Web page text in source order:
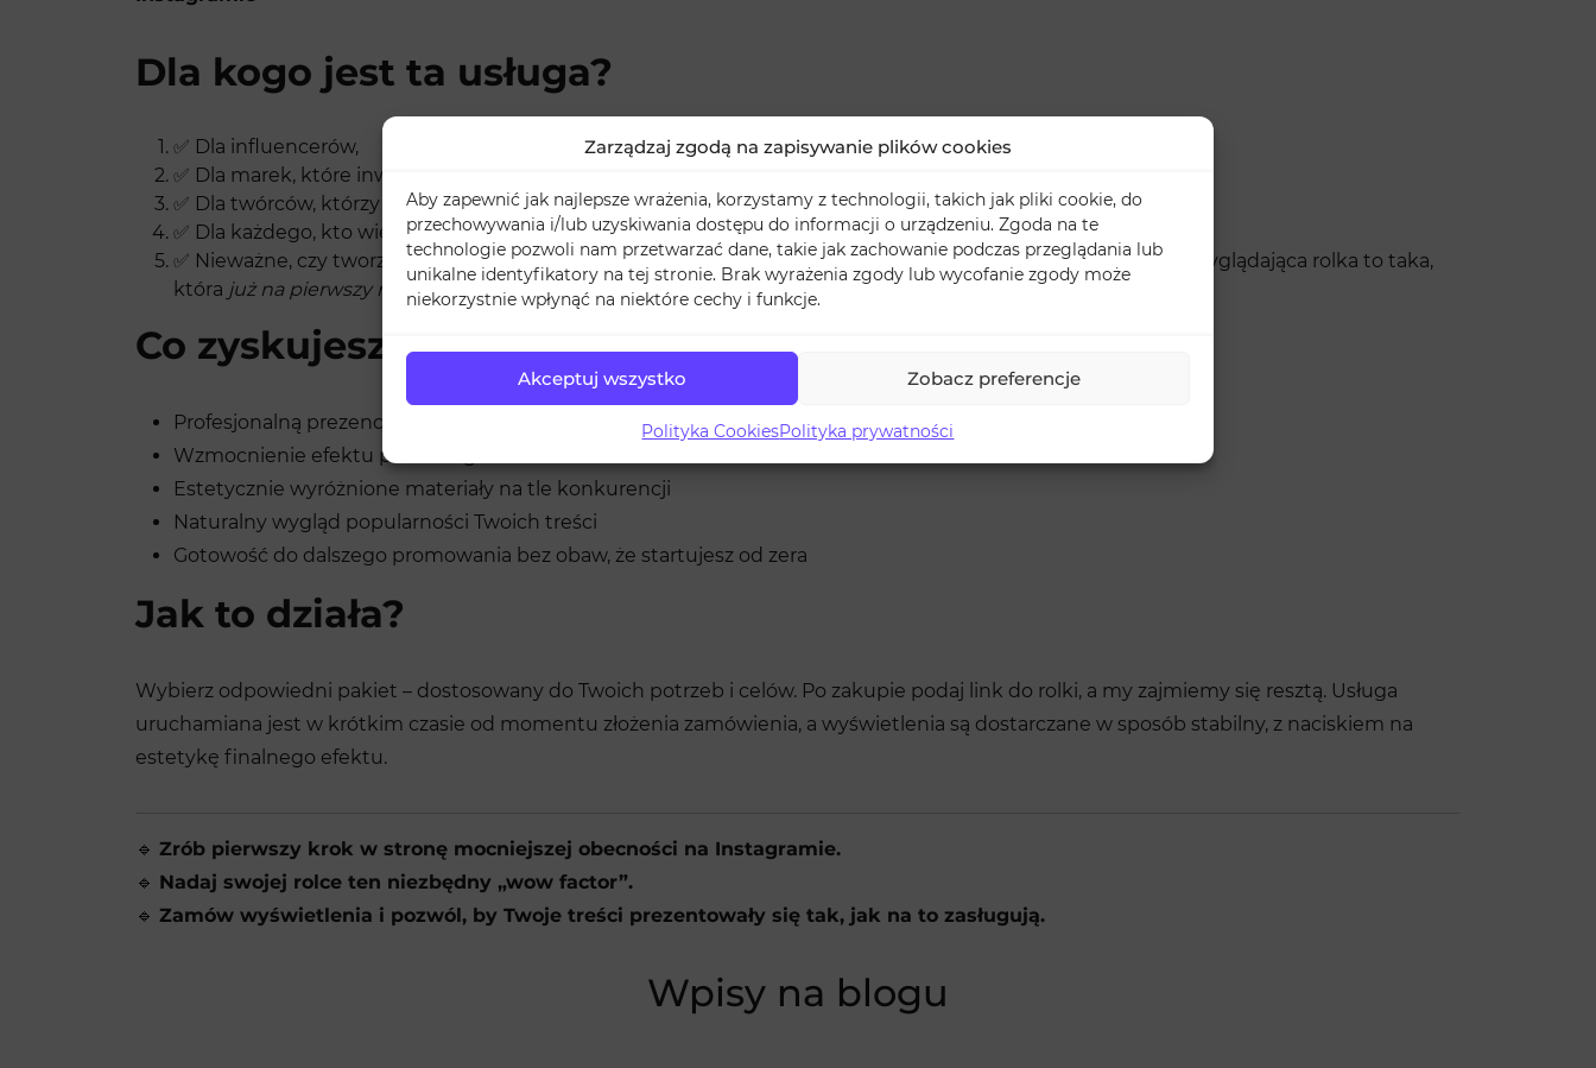
Zarządzaj zgodą na zapisywanie plików cookies
Aby zapewnić jak najlepsze wrażenia, korzystamy z technologii, takich jak pliki cookie, do
przechowywania i/lub uzyskiwania dostępu do informacji o urządzeniu. Zgoda na te
technologie pozwoli nam przetwarzać dane, takie jak zachowanie podczas przeglądania lub
unikalne identyfikatory na tej stronie. Brak wyrażenia zgody lub wycofanie zgody może
niekorzystnie wpłynąć na niektóre cechy i funkcje.
Akceptuj wszystko Zobacz preferencje
Polityka CookiesPolityka prywatności
Dla kogo jest ta usługa?
✅ Dla influencerów,
✅ Dla marek, które inwestują w estetykę
✅ Dla twórców, którzy dopiero zaczynają, ale chcą od razu wypaść profesjonalnie
✅ Dla każdego, kto wie, że detale mają znaczenie
✅ Nieważne, czy tworzysz vlogi, poradniki, stylizacje modowe, treści edukacyjne czy zabawne klipy – dobrze wyglądająca rolka to taka,
która już na pierwszy rzut oka przyciąga uwagę swoją popularnością. Liczby mówią same za siebie.
Co zyskujesz, wybierając nasze wyświetlenia?
Profesjonalną prezencję Twojego profilu
Wzmocnienie efektu pierwszego wrażenia
Estetycznie wyróżnione materiały na tle konkurencji
Naturalny wygląd popularności Twoich treści
Gotowość do dalszego promowania bez obaw, że startujesz od zera
Jak to działa?
Wybierz odpowiedni pakiet – dostosowany do Twoich potrzeb i celów. Po zakupie podaj link do rolki, a my zajmiemy się resztą. Usługa
uruchamiana jest w krótkim czasie od momentu złożenia zamówienia, a wyświetlenia są dostarczane w sposób stabilny, z naciskiem na
estetykę finalnego efektu.
🔹 Zrób pierwszy krok w stronę mocniejszej obecności na Instagramie.
🔹 Nadaj swojej rolce ten niezbędny „wow factor”.
🔹 Zamów wyświetlenia i pozwól, by Twoje treści prezentowały się tak, jak na to zasługują.
Wpisy na blogu